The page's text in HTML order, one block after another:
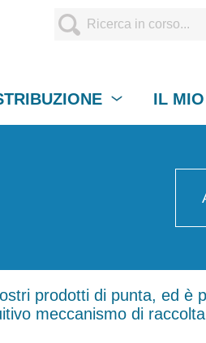
IL
prodotti di punta, ed è
meccanismo di